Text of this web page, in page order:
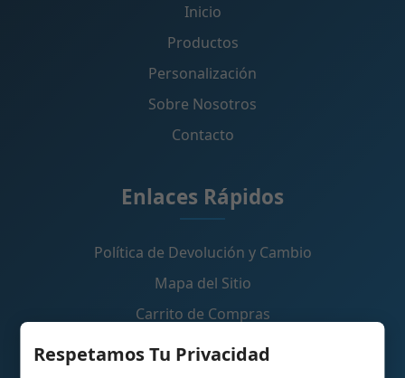
Respetamos Tu Privacidad
Inicio
Productos
Personalización
Sobre Nosotros
Contacto
Enlaces Rápidos
Política de Devolución y Cambio
Mapa del Sitio
Carrito de Compras